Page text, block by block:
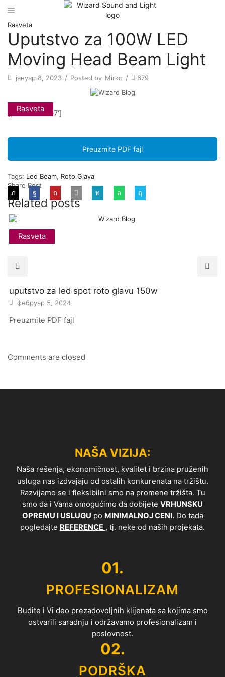
Rasveta
Uputstvo za 100W LED
Moving Head Beam Light
јануар 8, 2023 / Posted by Mirko / 679
Rasveta
[pdf id=’21097′]
Preuzmite PDF fajl
Tags: Led Beam, Roto Glava
Share Post
Related posts
Rasveta
uputstvo za led spot roto glavu 150w
фебруар 5, 2024
Preuzmite PDF fajl
Comments are closed
NAŠA VIZIJA:
Naša rešenja, ekonomičnost, kvalitet i brzina pruženih
usluga nas izdvajaju od ostalih konkurenata na tržištu.
Razvijamo se i fleksibilni smo na promene tržišta. Tu
smo da i Vama omogućimo da dobijete VRHUNSKU
OPREMU I USLUGU po MINIMALNOJ CENI.Do tada
pogledajte REFERENCE , tj. neke od naših projekata.
01.
PROFESIONALIZAM
Budite i Vi deo prezadovoljnih klijenata sa kojima smo
ostvarili saradnju i održavamo profesionalizam i
poslovnost.
02.
PODRŠKA